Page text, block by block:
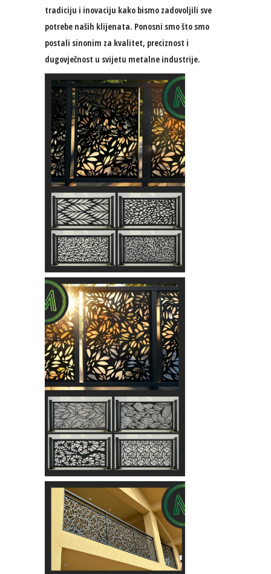
tradiciju i inovaciju kako bismo zadovoljili sve
potrebe naših klijenata. Ponosni smo što smo
postali sinonim za kvalitet, preciznost i
dugovječnost u svijetu metalne industrije.